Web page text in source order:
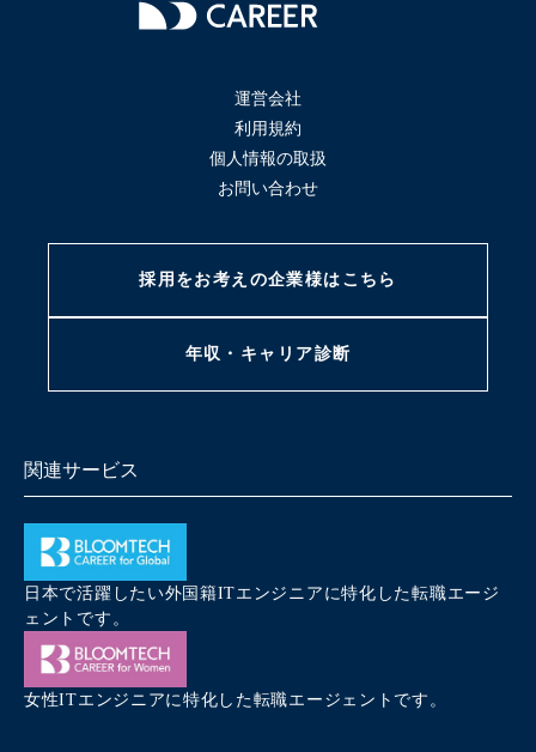
運営会社
利用規約
個人情報の取扱
お問い合わせ
採用をお考えの企業様はこちら
年収・キャリア診断
関連サービス
日本で活躍したい外国籍ITエンジニアに特化した転職エージ
ェントです。
女性ITエンジニアに特化した転職エージェントです。